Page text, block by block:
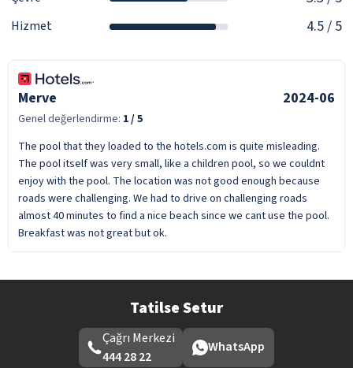
Hizmet 4.5/ 5
Merve 2024-06
Genel değerlendirme: 1/ 5
The pool that they loaded to the hotels.com is quite misleading.
The pool itself was very small, like a children pool, so we couldnt
enjoy with the pool. The location was not good enough because
roads were challenging. We had to drive on challenging roads
almost 40 minutes to find a nice beach since we cant use the pool.
Breakfast was not great but ok.
Tatilse Setur
Çağrı Merkezi
444 28 22
WhatsApp